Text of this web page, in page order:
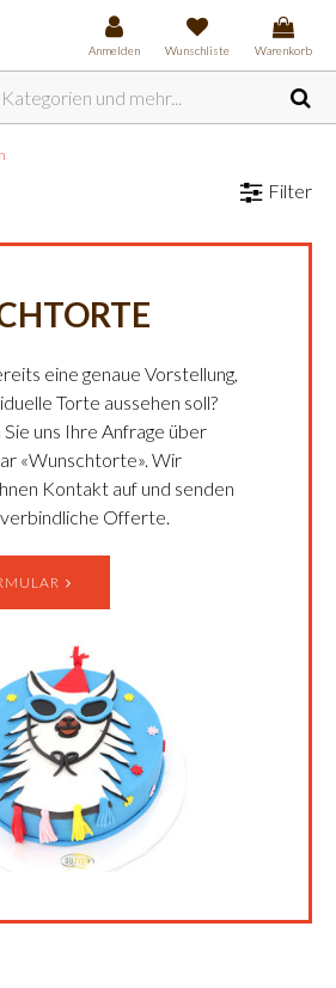
Anmelden Wunschliste Warenkorb
Filter
eine genaue Vorstellung,
Torte aussehen soll?
uns Ihre Anfrage über
«Wunschtorte». Wir
Kontakt auf und senden
Offerte.